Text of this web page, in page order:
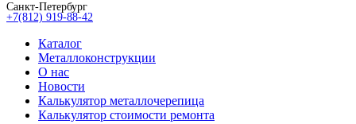
Санкт-Петербург
+7(812) 919-88-42
Каталог
Металлоконструкции
О нас
Новости
Калькулятор металлочерепица
Калькулятор стоимости ремонта